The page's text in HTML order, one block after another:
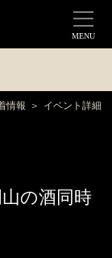
MENU
情報 イベント詳細
山の酒同時